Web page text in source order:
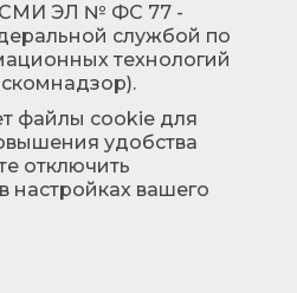
СМИ ЭЛ № ФС 77 -
службой по
технологий
файлы cookie для
удобства
отключить
настройках вашего